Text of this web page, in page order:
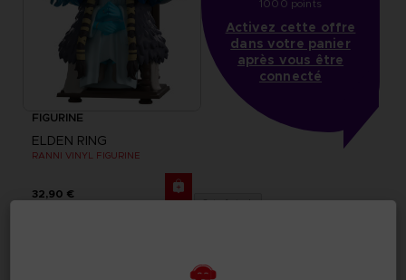
FIGURINE
ELDEN RING
RANNI VINYL FIGURINE
32,90 €
1000 points
Activez cette offre
dans votre panier
après vous être
connecté
Out of stock